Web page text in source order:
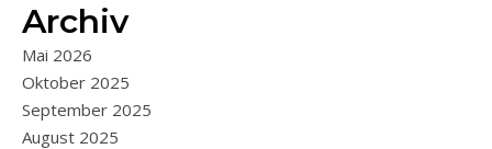
Archiv
Mai 2026
Oktober 2025
September 2025
August 2025